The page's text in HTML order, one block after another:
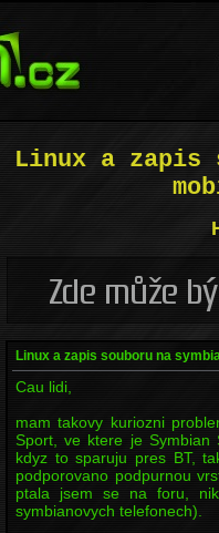
Linux a zapis
Linux a zapis souboru na
Cau lidi,
mam takovy kuriozni
Sport, ve ktere je
kdyz to sparuju pres BT,
podporovano podpurnou
ptala jsem se na foru,
symbianovych telefonech).